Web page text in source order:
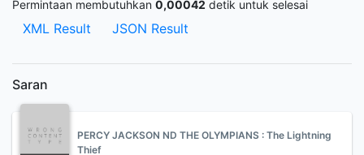
Permintaan membutuhkan 0,00042 detik untuk selesai
XML Result JSON Result
Saran
PERCY JACKSON ND THE OLYMPIANS : The Lightning
Thief